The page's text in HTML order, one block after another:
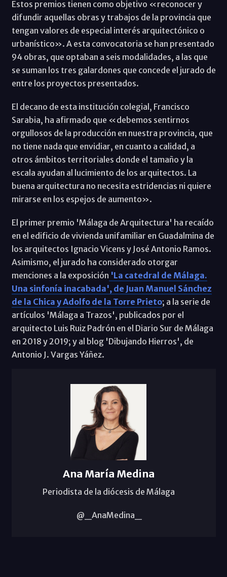
Estos premios tienen como objetivo «reconocer y
difundir aquellas obras y trabajos de la provincia que
tengan valores de especial interés arquitectónico o
urbanístico». A esta convocatoria se han presentado
94 obras, que optaban a seis modalidades, a las que
se suman los tres galardones que concede el jurado de
entre los proyectos presentados.
El decano de esta institución colegial, Francisco
Sarabia, ha afirmado que «debemos sentirnos
orgullosos de la producción en nuestra provincia, que
no tiene nada que envidiar, en cuanto a calidad, a
otros ámbitos territoriales donde el tamaño y la
escala ayudan al lucimiento de los arquitectos. La
buena arquitectura no necesita estridencias ni quiere
mirarse en los espejos de aumento».
El primer premio 'Málaga de Arquitectura' ha recaído
en el edificio de vivienda unifamiliar en Guadalmina de
los arquitectos Ignacio Vicens y José Antonio Ramos.
Asimismo, el jurado ha considerado otorgar
menciones a la exposición 'La catedral de Málaga.
Una sinfonía inacabada', de Juan Manuel Sánchez
de la Chica y Adolfo de la Torre Prieto; a la serie de
artículos 'Málaga a Trazos', publicados por el
arquitecto Luis Ruiz Padrón en el Diario Sur de Málaga
en 2018 y 2019; y al blog 'Dibujando Hierros', de
Antonio J. Vargas Yáñez.
Ana María Medina
Periodista de la diócesis de Málaga
@_AnaMedina_